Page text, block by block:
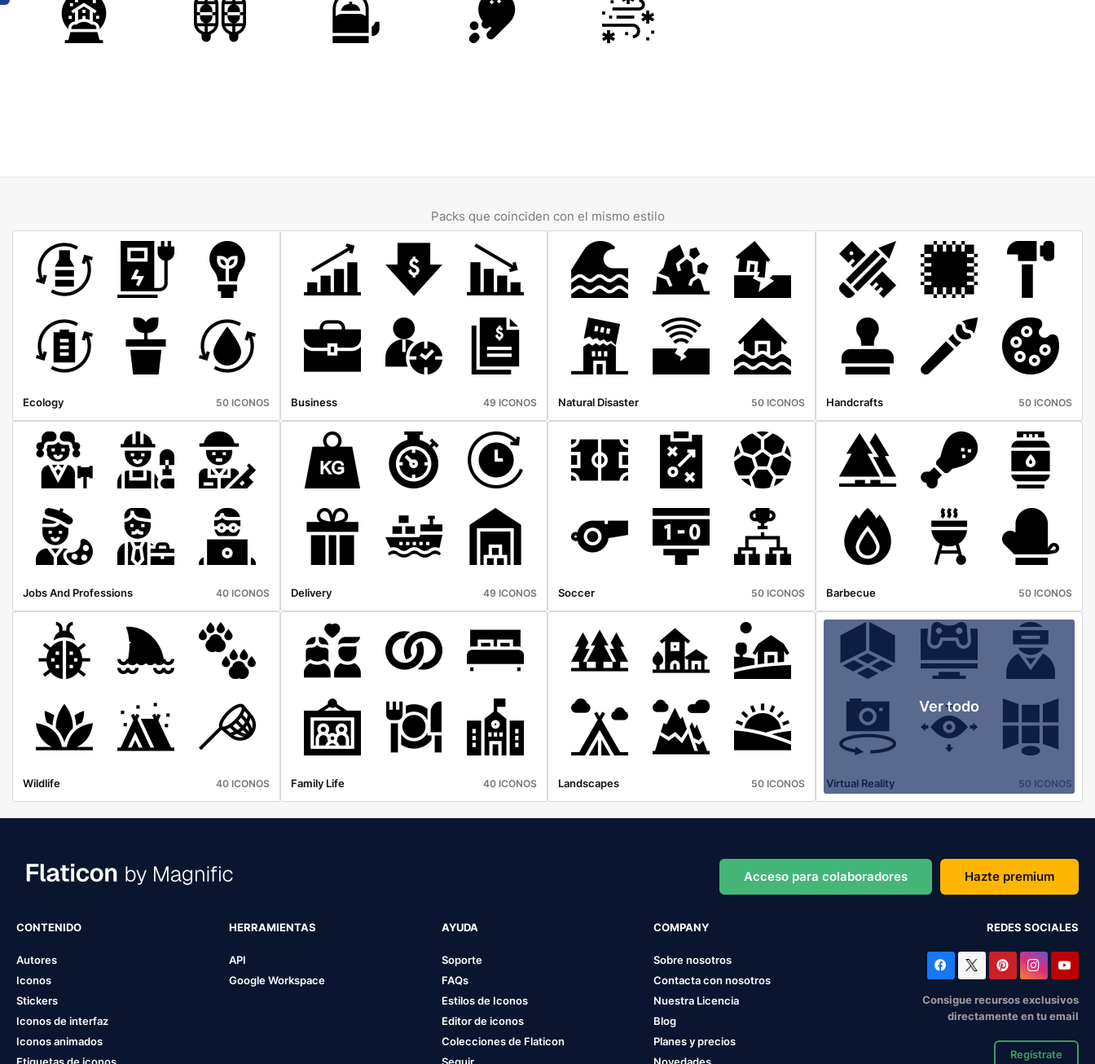
Packs que coinciden con el mismo estilo
Ecology 50 ICONOS Business 49 ICONOS Natural Disaster 50 ICONOS Handcrafts 50 ICONOS
Jobs And Professions 40 ICONOS Delivery 49 ICONOS Soccer 50 ICONOS Barbecue 50 ICONOS
Wildlife 40 ICONOS Family Life 40 ICONOS Landscapes 50 ICONOS
Ver todo
Virtual Reality 50 ICONOS
Acceso para colaboradores Hazte premium
CONTENIDO
Autores
Iconos
Stickers
Iconos de interfaz
Iconos animados
HERRAMIENTAS
API
Google Workspace
AYUDA
Soporte
FAQs
Estilos de Iconos
Editor de iconos
Colecciones de Flaticon
COMPANY
Sobre nosotros
Contacta con nosotros
Nuestra Licencia
Blog
Planes y precios
REDES SOCIALES
Consigue recursos exclusivos
directamente en tu email
Regístrate